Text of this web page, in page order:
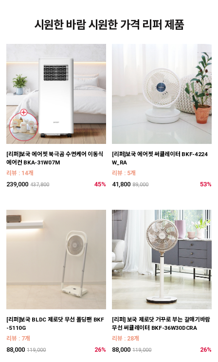
시원한 바람 시원한 가격 리퍼 제품
[리퍼]보국 에어젯 북극곰 수면케어 이동식
에어컨 BKA-31W07M
리뷰 : 14개
239,000 437,800 45%
[리퍼]보국 에어젯 써큘레이터 BKF-4224
W_RA
리뷰 : 5개
41,800 89,000 53%
[리퍼]보국 BLDC 제로닷 무선 폴딩팬 BKF
-5110G
리뷰 : 7개
88,000 119,000 26%
[리퍼] 보국 제로닷 거꾸로 부는 갈매기바람
무선 써큘레이터 BKF-36W30DCRA
리뷰 : 28개
88,000 119,000 26%